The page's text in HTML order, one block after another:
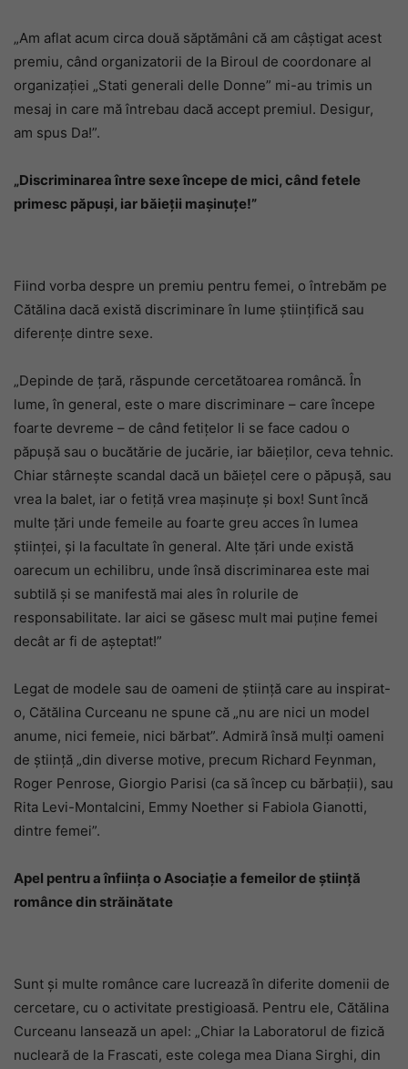
„Am aflat acum circa două săptămâni că am câștigat acest
premiu, când organizatorii de la Biroul de coordonare al
organizației „Stati generali delle Donne” mi-au trimis un
mesaj in care mă întrebau dacă accept premiul. Desigur,
am spus Da!”.
„Discriminarea între sexe începe de mici, când fetele
primesc păpuși, iar băieții mașinuțe!”
Fiind vorba despre un premiu pentru femei, o întrebăm pe
Cătălina dacă există discriminare în lume științifică sau
diferențe dintre sexe.
„Depinde de țară, răspunde cercetătoarea româncă. În
lume, în general, este o mare discriminare – care începe
foarte devreme – de când fetițelor li se face cadou o
păpușă sau o bucătărie de jucărie, iar băieților, ceva tehnic.
Chiar stârnește scandal dacă un băiețel cere o păpușă, sau
vrea la balet, iar o fetiță vrea mașinuțe și box! Sunt încă
multe țări unde femeile au foarte greu acces în lumea
științei, și la facultate în general. Alte țări unde există
oarecum un echilibru, unde însă discriminarea este mai
subtilă și se manifestă mai ales în rolurile de
responsabilitate. Iar aici se găsesc mult mai puține femei
decât ar fi de așteptat!”
Legat de modele sau de oameni de știință care au inspirat-
o, Cătălina Curceanu ne spune că „nu are nici un model
anume, nici femeie, nici bărbat”. Admiră însă mulți oameni
de știință „din diverse motive, precum Richard Feynman,
Roger Penrose, Giorgio Parisi (ca să încep cu bărbații), sau
Rita Levi-Montalcini, Emmy Noether si Fabiola Gianotti,
dintre femei”.
Apel pentru a înființa o Asociație a femeilor de știință
românce din străinătate
Sunt și multe românce care lucrează în diferite domenii de
cercetare, cu o activitate prestigioasă. Pentru ele, Cătălina
Curceanu lansează un apel: „Chiar la Laboratorul de fizică
nucleară de la Frascati, este colega mea Diana Sirghi, din